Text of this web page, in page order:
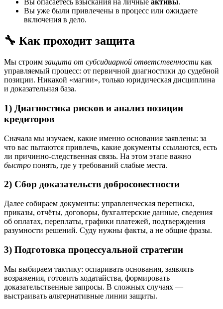
Вы опасаетесь взыскания на личные активы.
Вы уже были привлечены в процесс или ожидаете
включения в дело.
🔧 Как проходит защита
Мы строимзащита от субсидиарной ответственности как
управляемый процесс: от первичной диагностики до судебной
позиции. Никакой «магии», только юридическая дисциплина
и доказательная база.
1) Диагностика рисков и анализ позиции
кредиторов
Сначала мы изучаем, какие именно основания заявлены: за
что вас пытаются привлечь, какие документы ссылаются, есть
ли причинно-следственная связь. На этом этапе важно
быстро понять, где у требований слабые места.
2) Сбор доказательств добросовестности
Далее собираем документы: управленческая переписка,
приказы, отчёты, договоры, бухгалтерские данные, сведения
об оплатах, переплаты, графики платежей, подтверждения
разумности решений. Суду нужны факты, а не общие фразы.
3) Подготовка процессуальной стратегии
Мы выбираем тактику: оспаривать основания, заявлять
возражения, готовить ходатайства, формировать
доказательственные запросы. В сложных случаях —
выстраивать альтернативные линии защиты.